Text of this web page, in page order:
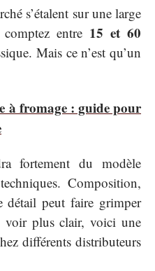
s’étalent sur une large
entre 15 et 60
Mais ce n’est qu’un
à fromage : guide pour
fortement du modèle
Composition,
détail peut faire grimper
plus clair, voici une
différents distributeurs